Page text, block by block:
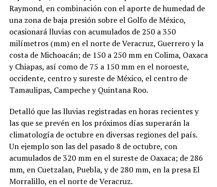
Raymond, en combinación con el aporte de humedad de
una zona de baja presión sobre el Golfo de México,
ocasionará lluvias con acumulados de 250 a 350
milímetros (mm) en el norte de Veracruz, Guerrero y la
costa de Michoacán; de 150 a 250 mm en Colima, Oaxaca
y Chiapas, así como de 75 a 150 mm en el noroeste,
occidente, centro y sureste de México, el centro de
Tamaulipas, Campeche y Quintana Roo.
Detalló que las lluvias registradas en horas recientes y
las que se prevén en los próximos días superarán la
climatología de octubre en diversas regiones del país.
Un ejemplo son las del pasado 8 de octubre, con
acumulados de 320 mm en el sureste de Oaxaca; de 286
mm, en Cuetzalan, Puebla, y de 280 mm, en la presa El
Morralillo, en el norte de Veracruz.